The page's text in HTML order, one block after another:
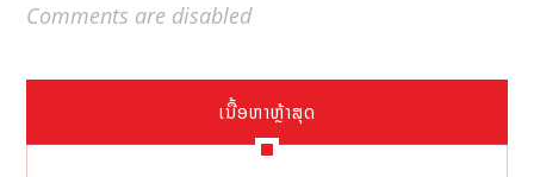
Comments are disabled
ເນື້ອຫາຫຼ້າສຸດ